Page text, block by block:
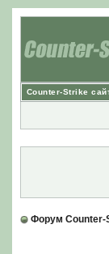
Counter-Strike
Форум Counter-